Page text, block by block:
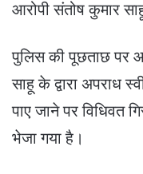
आरोपी संतोष कुमार
पुलिस की पूछताछ पर
साहू के द्वारा अपराध
पाए जाने पर विधिवत
भेजा गया है।